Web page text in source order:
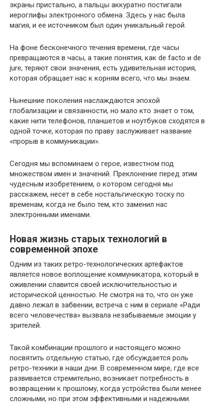
экраны пристально, а пальцы аккуратно постигали
иероглифы электронного обмена. Здесь у нас была
магия, и ее источником был один уникальный герой.
На фоне бесконечного течения времени, где часы
превращаются в часы, а такие понятия, как de facto и de
jure, теряют свои значения, есть удивительная история,
которая обращает нас к корням всего, что мы знаем.
Нынешние поколения наслаждаются эпохой
глобализации и связанности, но мало кто знает о том,
какие нити телефонов, планшетов и ноутбуков сходятся в
одной точке, которая по праву заслуживает название
«прорыв в коммуникации».
Сегодня мы вспоминаем о герое, известном под
множеством имен и значений. Преклонение перед этим
чудесным изобретением, о котором сегодня мы
расскажем, несет в себе ностальгическую тоску по
временам, когда не было тем, кто заменил нас
электронными именами.
Новая жизнь старых технологий в
современной эпохе
Одним из таких ретро-технологических артефактов
является новое воплощение коммуникатора, который в
оживлении славится своей исключительностью и
исторической ценностью. Не смотря на то, что он уже
давно лежал в забвении, встреча с ним в сериале «Ради
всего человечества» вызвала незабываемые эмоции у
зрителей.
Такой комбинации прошлого и настоящего можно
посвятить отдельную статью, где обсуждается роль
ретро-техники в наши дни. В современном мире, где все
развивается стремительно, возникает потребность в
возвращении к прошлому, когда устройства были менее
сложными, но при этом эффективными и надежными.